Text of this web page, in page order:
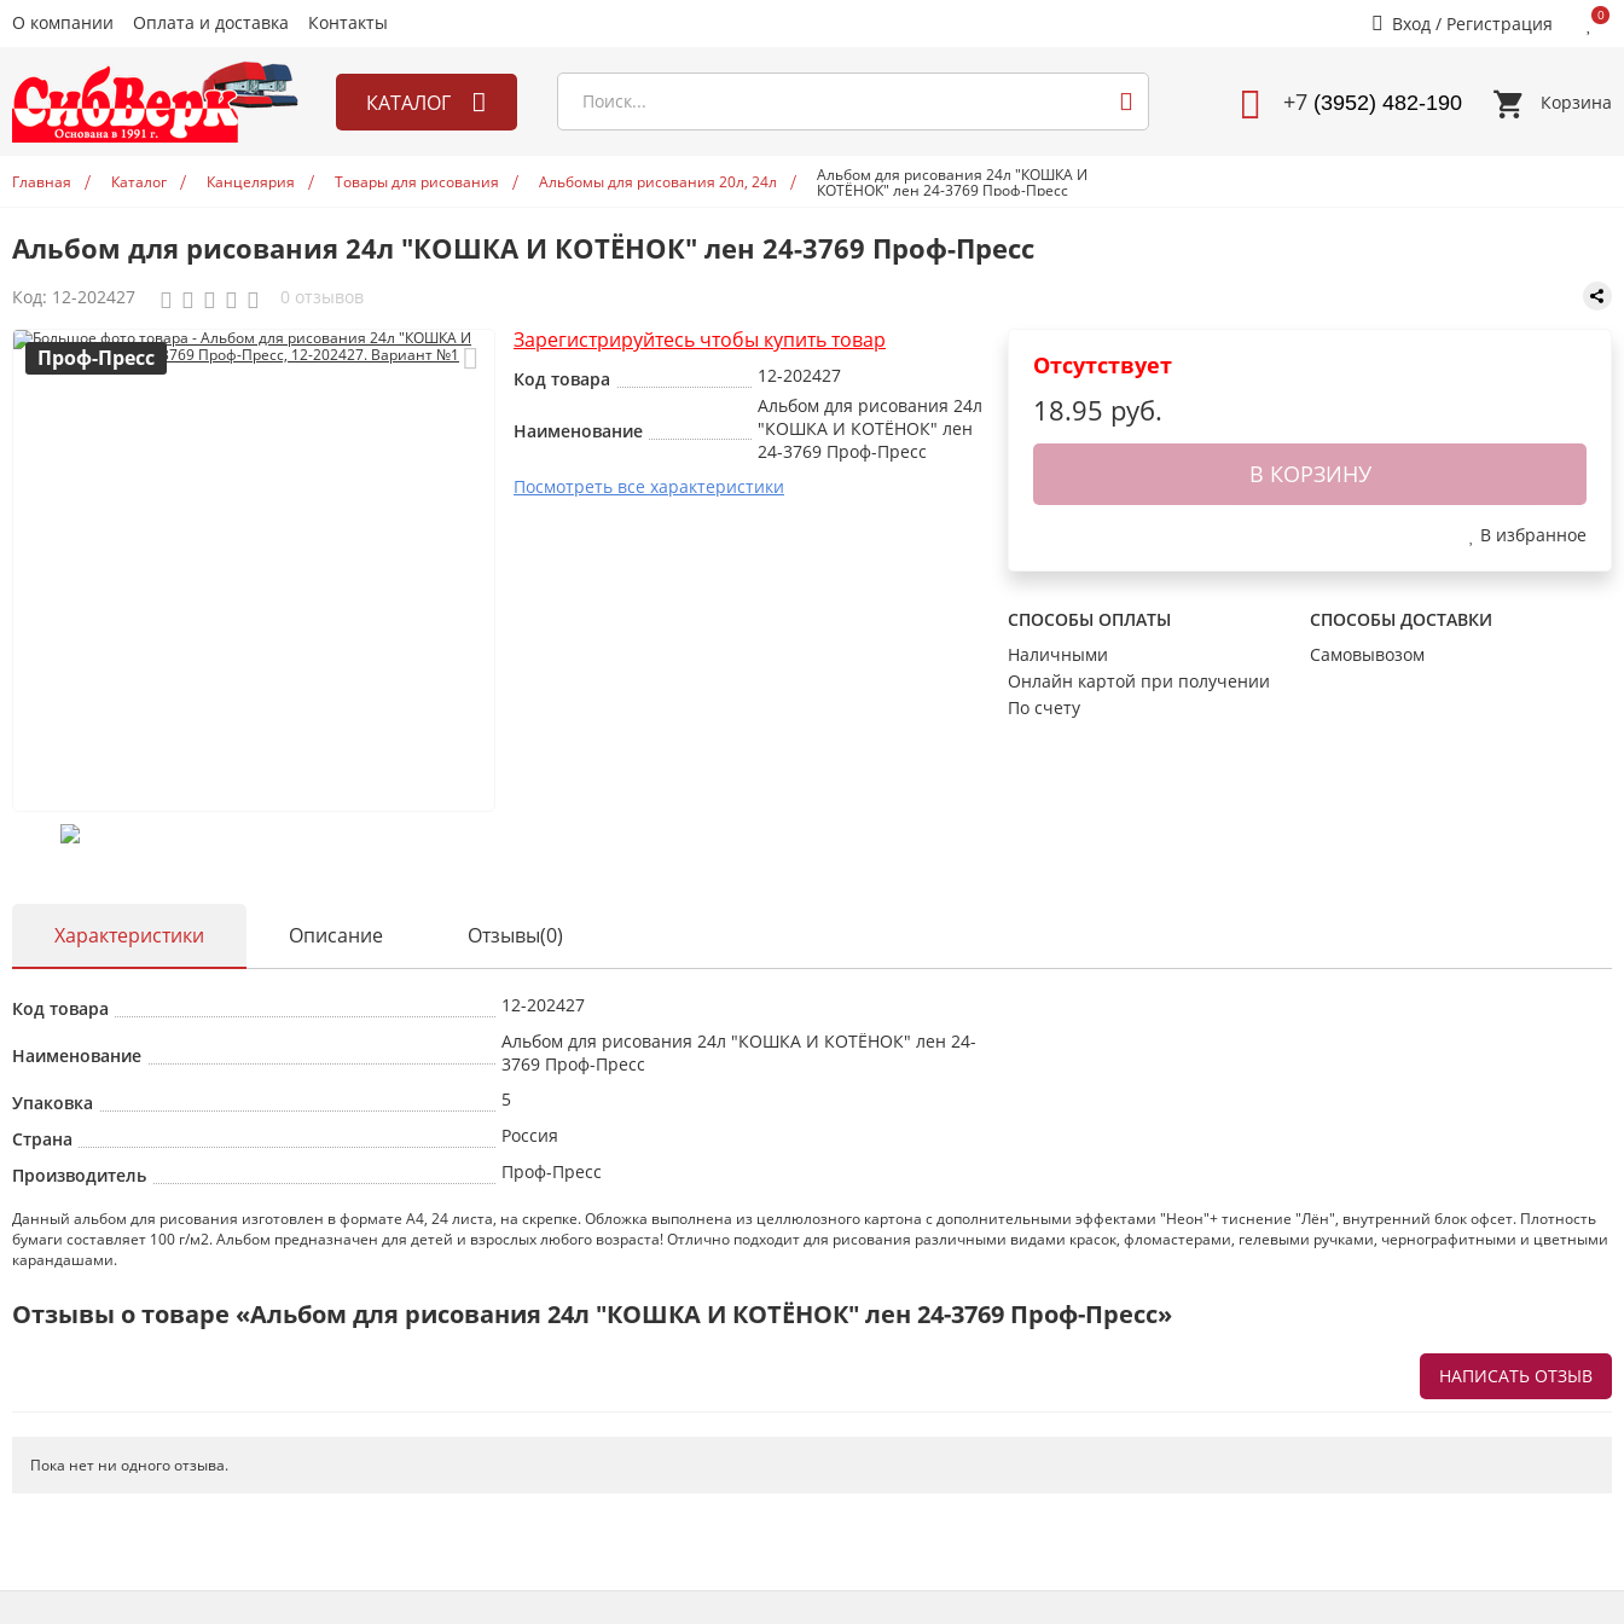
О компании Оплата и доставка Контакты Вход / Регистрация 0
КАТАЛОГ
Книги
Открытки
Учебники
+7 (3952) 482-190 Корзина
Главная Каталог Канцелярия Товары для рисования Альбомы для рисования 20л, 24л Альбом для рисования 24л "КОШКА И
КОТЁНОК" лен 24-3769 Проф-Пресс
Альбом для рисования 24л "КОШКА И КОТЁНОК" лен 24-3769 Проф-Пресс
Код: 12-202427 0 отзывов
Проф-Пресс
Зарегистрируйтесь чтобы купить товар
Код товара 12-202427
Наименование
Альбом для рисования 24л
"КОШКА И КОТЁНОК" лен
24-3769 Проф-Пресс
Посмотреть все характеристики
Отсутствует
18.95 руб.
В КОРЗИНУ
В избранное
СПОСОБЫ ОПЛАТЫ
Наличными
Онлайн картой при получении
По счету
СПОСОБЫ ДОСТАВКИ
Самовывозом
Характеристики Описание Отзывы(0)
Код товара 12-202427
Наименование
Альбом для рисования 24л "КОШКА И КОТЁНОК" лен 24-
3769 Проф-Пресс
Упаковка
5
Страна
Россия
Производитель
Проф-Пресс
Данный альбом для рисования изготовлен в формате А4, 24 листа, на скрепке. Обложка выполнена из целлюлозного картона с дополнительными эффектами "Неон"+ тиснение "Лён", внутренний блок офсет. Плотность
бумаги составляет 100 г/м2. Альбом предназначен для детей и взрослых любого возраста! Отлично подходит для рисования различными видами красок, фломастерами, гелевыми ручками, чернографитными и цветными
карандашами.
Отзывы о товаре «Альбом для рисования 24л "КОШКА И КОТЁНОК" лен 24-3769 Проф-Пресс»
НАПИСАТЬ ОТЗЫВ
Пока нет ни одного отзыва.